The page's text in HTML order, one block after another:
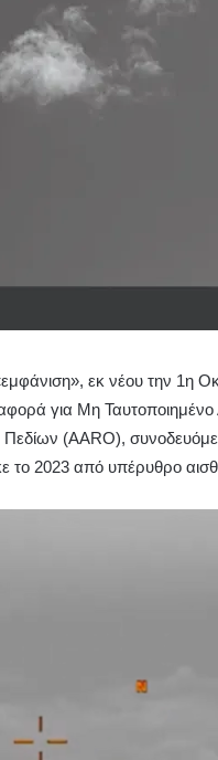
εκ νέου την 1η
για Μη
(AARO),
το 2023 από υπέρυθρο